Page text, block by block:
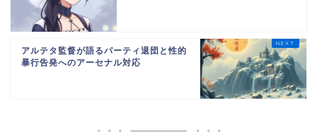
アルテタ監督が語るパーティ退団と性的
暴行告発へのアーセナル対応